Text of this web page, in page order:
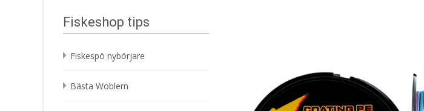
Fiskeshop tips
Fiskespö nybörjare
Bästa Woblern